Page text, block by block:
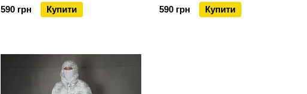
590 грн
Купити
590 грн
Купити